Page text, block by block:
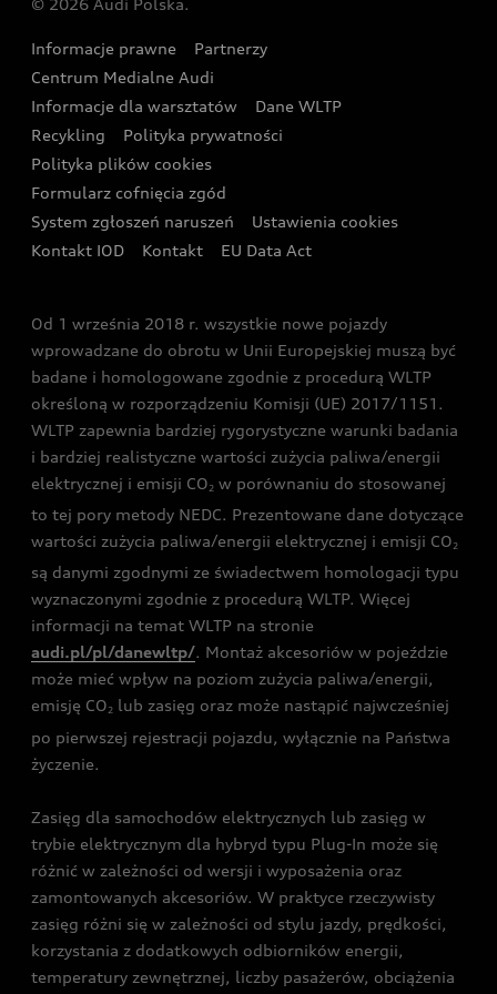
Wyszukaj najbliższego Partnera Audi
Oferta dla przedsiębiorców
Oferta dla klientów prywatnych
Kalkulator rat
Ubezpieczenie
Audi exclusive
Zasięg
Gwarancja
Akcje serwisowe Audi
Katalog online akcesoriów
Audi i Muzeum Sztuki Nowoczesnej w Warszawie
Audi driving experience
Audi quattro Cup
Audi i Puchar Świata w Skokach Narciarskich w
Zakopanem
© 2026 Audi Polska.
Informacje prawne
Partnerzy
Centrum Medialne Audi
Informacje dla warsztatów
Dane WLTP
Recykling
Polityka prywatności
Polityka plików cookies
Formularz cofnięcia zgód
System zgłoszeń naruszeń
Ustawienia cookies
Kontakt IOD
Kontakt EU Data Act
Od 1 września 2018 r. wszystkie nowe pojazdy
wprowadzane do obrotu w Unii Europejskiej muszą być
badane i homologowane zgodnie z procedurą WLTP
określoną w rozporządzeniu Komisji (UE) 2017/1151.
WLTP zapewnia bardziej rygorystyczne warunki badania
i bardziej realistyczne wartości zużycia paliwa/energii
elektrycznej i emisji CO2 w porównaniu do stosowanej
to tej pory metody NEDC. Prezentowane dane dotyczące
wartości zużycia paliwa/energii elektrycznej i emisji CO2
są danymi zgodnymi ze świadectwem homologacji typu
wyznaczonymi zgodnie z procedurą WLTP. Więcej
informacji na temat WLTP na stronie
audi.pl/pl/danewltp/. Montaż akcesoriów w pojeździe
może mieć wpływ na poziom zużycia paliwa/energii,
emisję CO2 lub zasięg oraz może nastąpić najwcześniej
po pierwszej rejestracji pojazdu, wyłącznie na Państwa
życzenie.
Zasięg dla samochodów elektrycznych lub zasięg w
trybie elektrycznym dla hybryd typu Plug-In może się
różnić w zależności od wersji i wyposażenia oraz
zamontowanych akcesoriów. W praktyce rzeczywisty
zasięg różni się w zależności od stylu jazdy, prędkości,
korzystania z dodatkowych odbiorników energii,
temperatury zewnętrznej, liczby pasażerów, obciążenia